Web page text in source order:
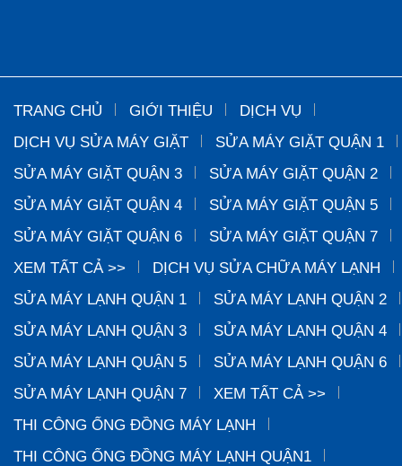
TRANG CHỦ GIỚI THIỆU
DỊCH VỤ
DỊCH VỤ SỬA MÁY GIẶT
SỬA MÁY GIẶT QUẬN 1
SỬA MÁY GIẶT QUẬN 3
SỬA MÁY GIẶT QUẬN 2
SỬA MÁY GIẶT QUẬN 4
SỬA MÁY GIẶT QUẬN 5
SỬA MÁY GIẶT QUẬN 6
SỬA MÁY GIẶT QUẬN 7
XEM TẤT CẢ >>
DỊCH VỤ SỬA CHỮA MÁY LẠNH
SỬA MÁY LẠNH QUẬN 1
SỬA MÁY LẠNH QUẬN 2
SỬA MÁY LẠNH QUẬN 3
SỬA MÁY LẠNH QUẬN 4
SỬA MÁY LẠNH QUẬN 5
SỬA MÁY LẠNH QUẬN 6
SỬA MÁY LẠNH QUẬN 7
XEM TẤT CẢ >>
THI CÔNG ỐNG ĐỒNG MÁY LẠNH
THI CÔNG ỐNG ĐỒNG MÁY LẠNH QUẬN1